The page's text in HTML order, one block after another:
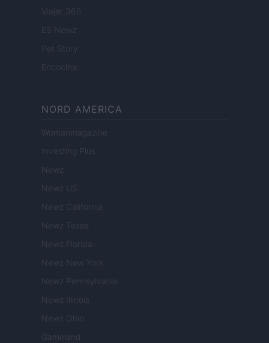
Viajar 365
ES Newz
Pet Story
Encocina
NORD AMERICA
Womanmagazine
Investing Plus
Newz
Newz US
Newz California
Newz Texas
Newz Florida
Newz New York
Newz Pennsylvania
Newz Illinois
Newz Ohio
Gameland